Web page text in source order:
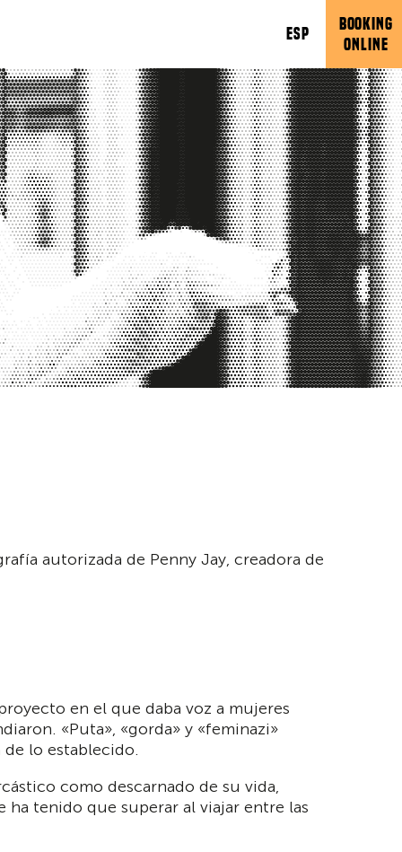
ESP
BOOKING
ONLINE
autorizada de Penny Jay, creadora de
en el que daba voz a mujeres
«Puta», «gorda» y «feminazi»
de lo establecido.
como descarnado de su vida,
ha tenido que superar al viajar entre las